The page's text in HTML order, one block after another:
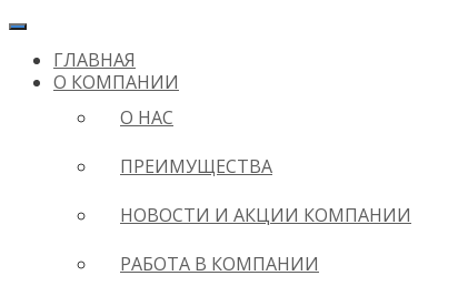
ГЛАВНАЯ
О КОМПАНИИ
О НАС
ПРЕИМУЩЕСТВА
НОВОСТИ И АКЦИИ КОМПАНИИ
РАБОТА В КОМПАНИИ